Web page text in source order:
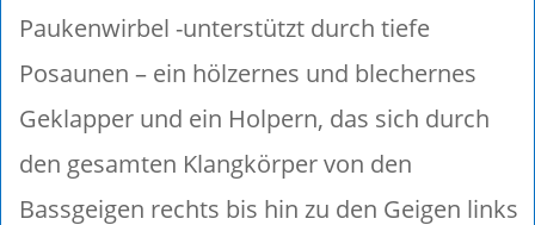
Paukenwirbel -unterstützt durch tiefe
Posaunen – ein hölzernes und blechernes
Geklapper und ein Holpern, das sich durch
den gesamten Klangkörper von den
Bassgeigen rechts bis hin zu den Geigen links